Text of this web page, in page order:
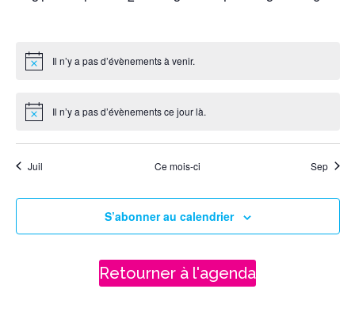
Il n’y a pas d’évènements à venir.
Il n’y a pas d’évènements ce jour là.
Juil Ce mois-ci Sep
S’abonner au calendrier
Retourner à l'agenda